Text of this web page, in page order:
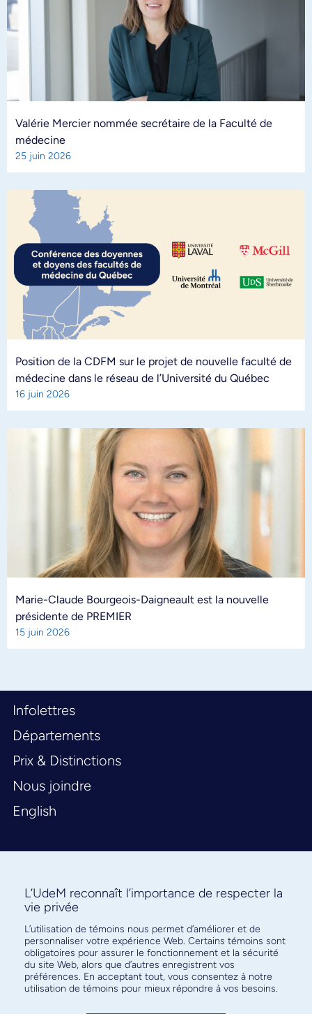
Valérie Mercier nommée secrétaire de la Faculté de
médecine
25 juin 2026
Position de la CDFM sur le projet de nouvelle faculté de
médecine dans le réseau de l’Université du Québec
16 juin 2026
Marie-Claude Bourgeois-Daigneault est la nouvelle
présidente de PREMIER
15 juin 2026
Infolettres
Départements
Prix & Distinctions
Nous joindre
English
Abonnez-vous à notre infolettre
pour connaître l’actualité facultaire
L’UdeM reconnaît l’importance de respecter la
vie privée
L’utilisation de témoins nous permet d’améliorer et de
personnaliser votre expérience Web. Certains témoins sont
obligatoires pour assurer le fonctionnement et la sécurité
du site Web, alors que d’autres enregistrent vos
préférences. En acceptant tout, vous consentez à notre
utilisation de témoins pour mieux répondre à vos besoins.